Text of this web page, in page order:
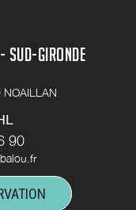
SUD-GIRONDE
90